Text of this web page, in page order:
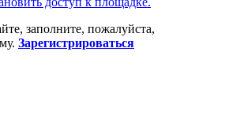
заполните, пожалуйста,
Зарегистрироваться